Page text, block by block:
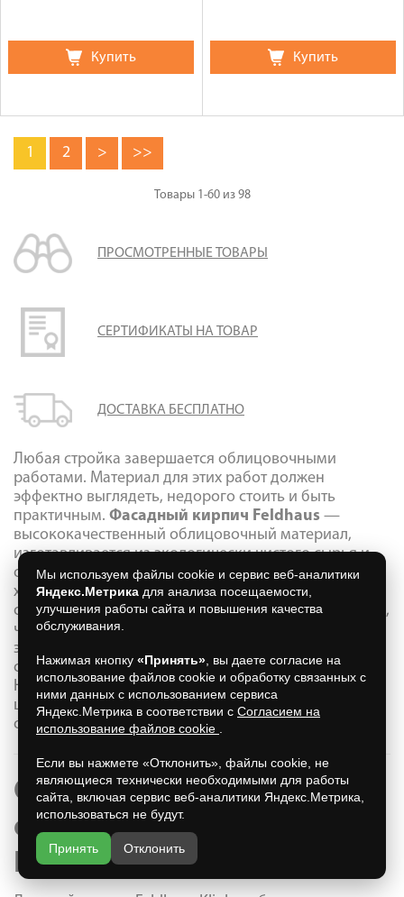
Купить Купить
1 2 > >>
Товары 1-60из 98
ПРОСМОТРЕННЫЕ ТОВАРЫ
СЕРТИФИКАТЫ НА ТОВАР
ДОСТАВКА БЕСПЛАТНО
Любая стройка завершается облицовочными
работами. Материал для этих работ должен
эффектно выглядеть, недорого стоить и быть
практичным. Фасадный кирпич Feldhaus —
высококачественный облицовочный материал,
изготавливается из экологически чистого сырья и
обладает лучшими эксплуатационными
характеристиками. Технология изготовления
основана на вековых наработках в отрасли. Главное,
чем должен обладать облицовочный материал —
это практичностью в использовании. Кирпич
облицовочный Feldhaus легко моется и долговечен.
Наиболее подходящий кирпич для облицовки
цокольного уровня дома или фасада —
облицовочный кирпич Feldhaus.
Особенности
облицовочного кирпича
Feldhaus
Мы используем файлы cookie и сервис веб-аналитики
Яндекс.Метрика для анализа посещаемости,
улучшения работы сайта и повышения качества
обслуживания.
Нажимая кнопку «Принять» , вы даете согласие на
использование файлов cookie и обработку связанных с
ними данных с использованием сервиса
Яндекс.Метрика в соответствии с Согласием на
использование файлов cookie
Если вы нажмете «Отклонить», файлы cookie, не
являющиеся технически необходимыми для работы
сайта, включая сервис веб-аналитики Яндекс.Метрика,
использоваться не будут.
Принять Отклонить